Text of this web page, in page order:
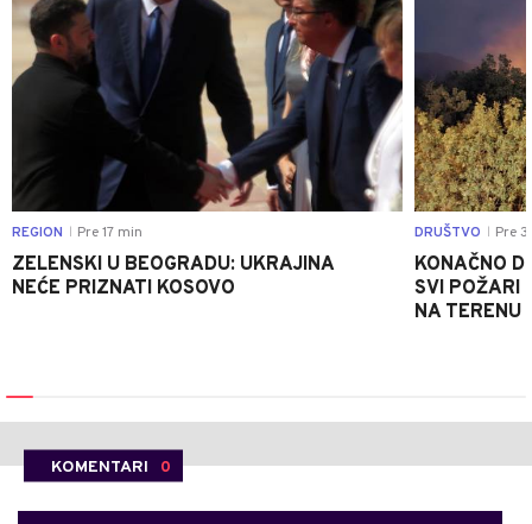
REGION Pre 17 min
ZELENSKI U BEOGRADU: UKRAJINA
NEĆE PRIZNATI KOSOVO
DRUŠTVO Pre
KONAČNO
SVI POŽARI
NA TERENU
KOMENTARI 0